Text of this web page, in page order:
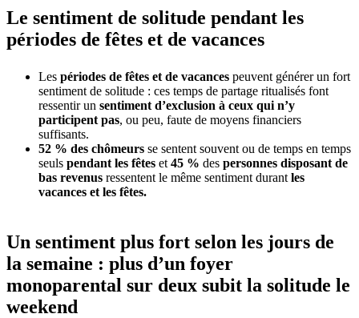
Le sentiment de solitude pendant les
périodes de fêtes et de vacances
Les périodes de fêtes et de vacances peuvent générer un fort
sentiment de solitude : ces temps de partage ritualisés font
ressentir un sentiment d’exclusion à ceux qui n’y
participent pas, ou peu, faute de moyens financiers
suffisants.
52 % des chômeurs se sentent souvent ou de temps en temps
seuls pendant les fêtes et 45 % des personnes disposant de
bas revenus ressentent le même sentiment durant les
vacances et les fêtes.
Un sentiment plus fort selon les jours de
la semaine : plus d’un foyer
monoparental sur deux subit la solitude le
weekend